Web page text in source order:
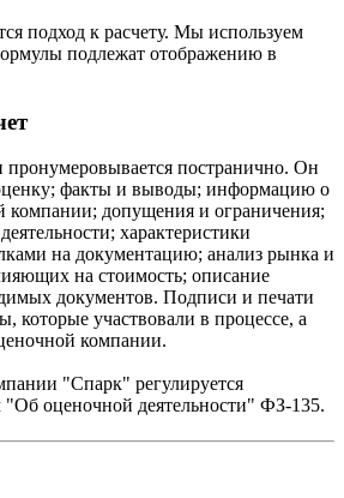
подход к расчету. Мы используем
подлежат отображению в
пронумеровывается постранично. Он
факты и выводы; информацию о
компании; допущения и ограничения;
характеристики
на документацию; анализ рынка и
на стоимость; описание
документов. Подписи и печати
которые участвовали в процессе, а
компании.
"Спарк" регулируется
оценочной деятельности" ФЗ-135.